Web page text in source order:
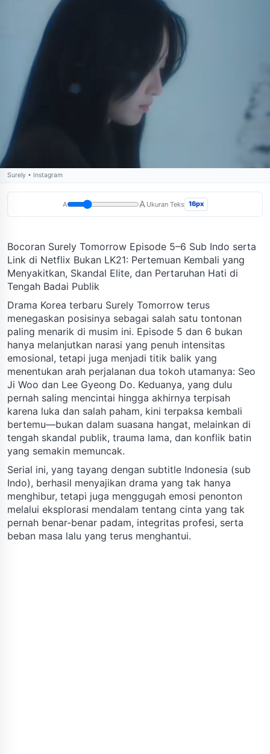
Surely • Instagram
A A Ukuran Teks 16px
Bocoran Surely Tomorrow Episode 5–6 Sub Indo serta
Link di Netflix Bukan LK21: Pertemuan Kembali yang
Menyakitkan, Skandal Elite, dan Pertaruhan Hati di
Tengah Badai Publik
Drama Korea terbaru Surely Tomorrow terus
menegaskan posisinya sebagai salah satu tontonan
paling menarik di musim ini. Episode 5 dan 6 bukan
hanya melanjutkan narasi yang penuh intensitas
emosional, tetapi juga menjadi titik balik yang
menentukan arah perjalanan dua tokoh utamanya: Seo
Ji Woo dan Lee Gyeong Do. Keduanya, yang dulu
pernah saling mencintai hingga akhirnya terpisah
karena luka dan salah paham, kini terpaksa kembali
bertemu—bukan dalam suasana hangat, melainkan di
tengah skandal publik, trauma lama, dan konflik batin
yang semakin memuncak.
Serial ini, yang tayang dengan subtitle Indonesia (sub
Indo), berhasil menyajikan drama yang tak hanya
menghibur, tetapi juga menggugah emosi penonton
melalui eksplorasi mendalam tentang cinta yang tak
pernah benar-benar padam, integritas profesi, serta
beban masa lalu yang terus menghantui.